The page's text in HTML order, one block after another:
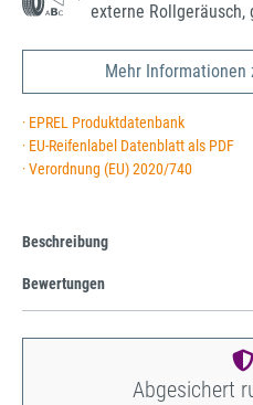
externe Rollgeräusch,
Mehr Informationen
· EPREL Produktdatenbank
· EU-Reifenlabel Datenblatt als PDF
· Verordnung (EU) 2020/740
Beschreibung
Bewertungen
Abgesichert